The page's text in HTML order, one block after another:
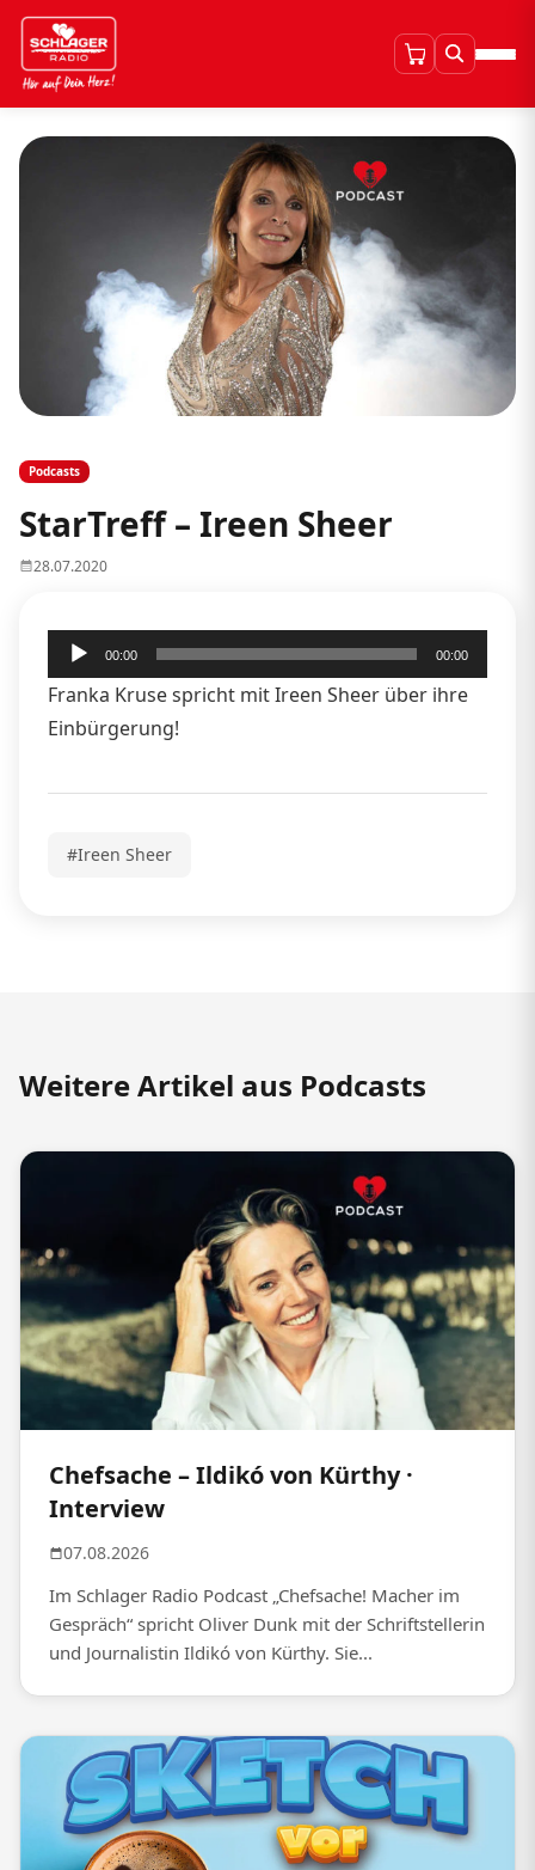
Podcasts
StarTreff – Ireen Sheer
28.07.2020
Audio-
Player
00:00 00:00
Franka Kruse spricht mit Ireen Sheer über ihre
Einbürgerung!
#Ireen Sheer
Weitere Artikel aus Podcasts
Chefsache – Ildikó von Kürthy ·
Interview
07.08.2026
Im Schlager Radio Podcast „Chefsache! Macher im
Gespräch“ spricht Oliver Dunk mit der Schriftstellerin
und Journalistin Ildikó von Kürthy. Sie...